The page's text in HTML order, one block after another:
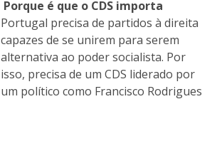
Porque é que o CDS importa
Portugal precisa de partidos à direita
capazes de se unirem para serem
alternativa ao poder socialista. Por
isso, precisa de um CDS liderado por
um político como Francisco Rodrigues